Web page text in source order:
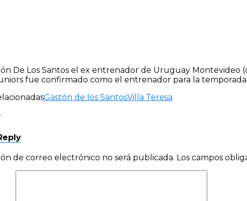
De Los Santos el ex entrenador de Uruguay Montevideo
fue confirmado como el entrenador para la
Gastón de los SantosVilla Teresa
de correo electrónico no será publicada. Los campos